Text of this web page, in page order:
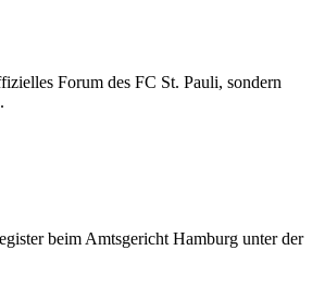
Forum des FC St. Pauli, sondern
beim Amtsgericht Hamburg unter der